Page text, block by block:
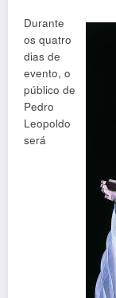
Durante
os quatro
dias de
evento, o
público de
Pedro
Leopoldo
será